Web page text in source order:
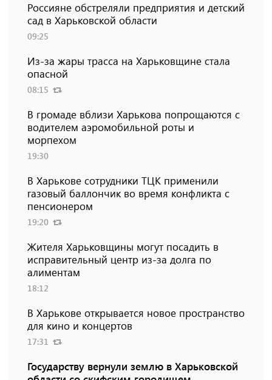
Россияне обстреляли предприятия и детский
сад в Харьковской области
09:25
Из-за жары трасса на Харьковщине стала
опасной
08:15
В громаде вблизи Харькова попрощаются с
водителем аэромобильной роты и
морпехом
19:30
В Харькове сотрудники ТЦК применили
газовый баллончик во время конфликта с
пенсионером
19:20
Жителя Харьковщины могут посадить в
исправительный центр из-за долга по
алиментам
18:12
В Харькове открывается новое пространство
для кино и концертов
17:31
Государству вернули землю в Харьковской